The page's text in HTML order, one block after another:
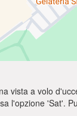
vista a volo
l'opzione 'Sat'.